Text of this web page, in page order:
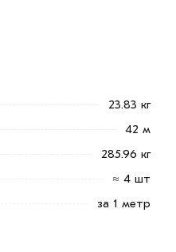
23.83 кг
42 м
285.96 кг
≈ 4 шт
за 1 метр